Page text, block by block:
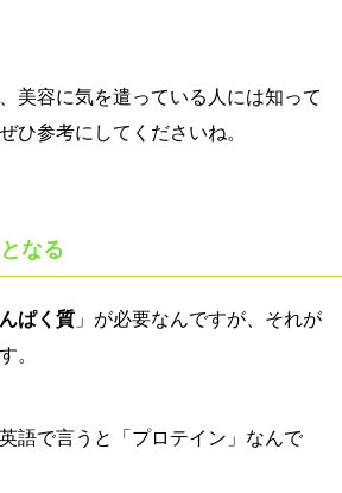
美容に気を遣っている人には知って
ひ参考にしてくださいね。
なる
ぱく質 」が必要なんですが、それが
。
語で言うと「プロテイン」なんで